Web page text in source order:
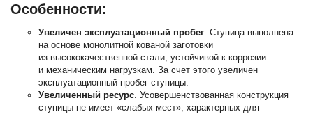
Особенности:
Увеличен эксплуатационный пробег . Ступица выполнена
на основе монолитной кованой заготовки
из высококачественной стали, устойчивой к коррозии
и механическим нагрузкам. За счет этого увеличен
эксплуатационный пробег ступицы.
Увеличенный ресурс . Усовершенствованная конструкция
ступицы не имеет «слабых мест», характерных для